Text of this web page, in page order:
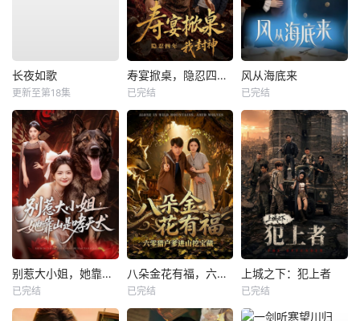
长夜如歌
更新至第18集
寿宴掀桌，隐忍四年我封神
已完结
风从海底来
已完结
别惹大小姐，她靠山是哮天犬
已完结
八朵金花有福，六零猎户爹进山挖宝藏
已完结
上城之下：犯上者
已完结